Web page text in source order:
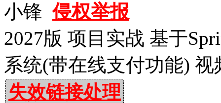
小锋侵权举报
2027版 项目实战 基于
系统(带在线支付功能) 视
失效链接处理